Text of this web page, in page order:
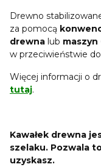
Drewno
za pomocą
drewna lub maszyn
w przeciwieństwie
Więcej informacji o
tutaj.
Kawałek drewna
szelaku. Pozwala
uzyskasz.